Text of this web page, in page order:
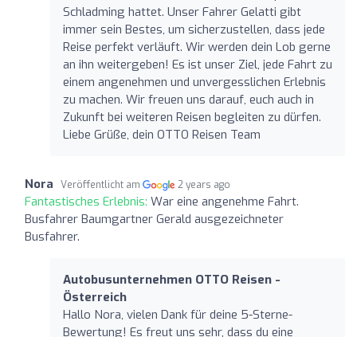
Schladming hattet. Unser Fahrer Gelatti gibt
immer sein Bestes, um sicherzustellen, dass jede
Reise perfekt verläuft. Wir werden dein Lob gerne
an ihn weitergeben! Es ist unser Ziel, jede Fahrt zu
einem angenehmen und unvergesslichen Erlebnis
zu machen. Wir freuen uns darauf, euch auch in
Zukunft bei weiteren Reisen begleiten zu dürfen.
Liebe Grüße, dein OTTO Reisen Team
Nora Veröffentlicht am 2 years ago
Fantastisches Erlebnis: War eine angenehme Fahrt.
Busfahrer Baumgartner Gerald ausgezeichneter
Busfahrer.
Autobusunternehmen OTTO Reisen -
Österreich
Hallo Nora, vielen Dank für deine 5-Sterne-
Bewertung! Es freut uns sehr, dass du eine